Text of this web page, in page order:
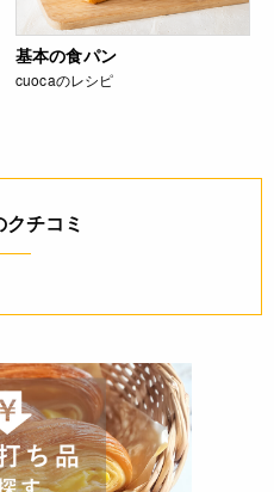
基本の食パン
cuocaのレシピ
チコミ